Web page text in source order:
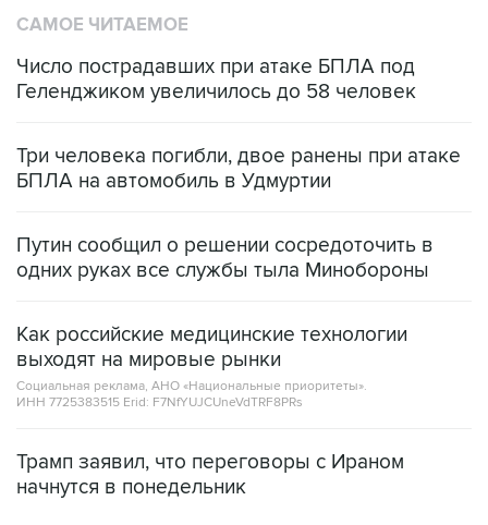
САМОЕ ЧИТАЕМОЕ
Число пострадавших при атаке БПЛА под
Геленджиком увеличилось до 58 человек
Три человека погибли, двое ранены при атаке
БПЛА на автомобиль в Удмуртии
Путин сообщил о решении сосредоточить в
одних руках все службы тыла Минобороны
Как российские медицинские технологии
выходят на мировые рынки
Социальная реклама, АНО «Национальные приоритеты».
ИНН 7725383515 Erid: F7NfYUJCUneVdTRF8PRs
Трамп заявил, что переговоры с Ираном
начнутся в понедельник